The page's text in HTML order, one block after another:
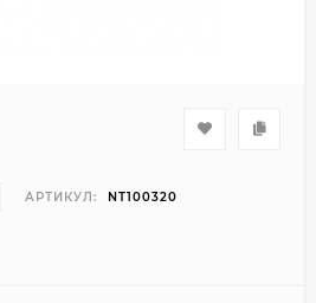
АРТИКУЛ: NT100320